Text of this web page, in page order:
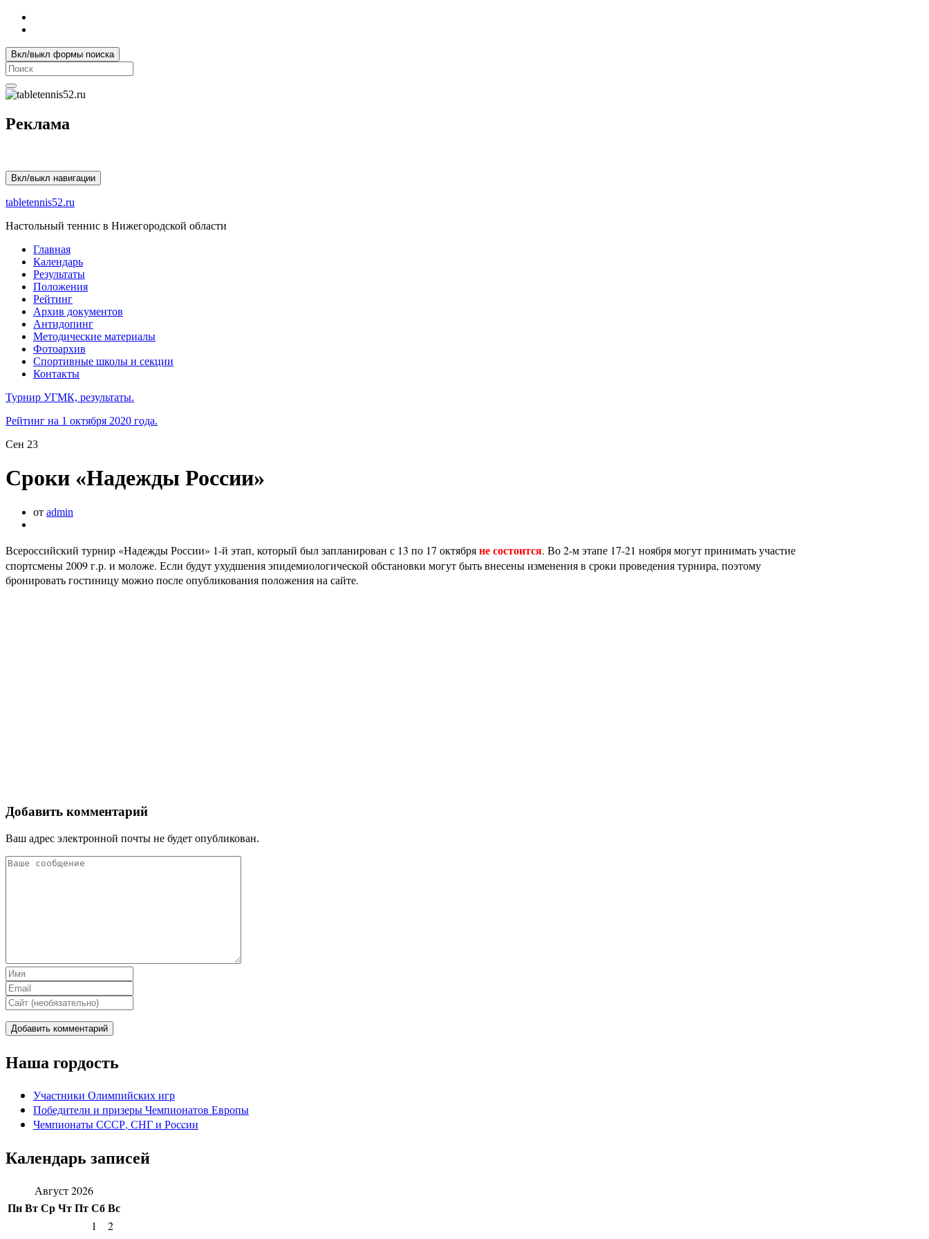
Вкл/выкл формы поиска
Search
for:
Реклама
Вкл/выкл навигации
tabletennis52.ru
Настольный теннис в Нижегородской области
Главная
Календарь
Результаты
Положения
Рейтинг
Архив документов
Антидопинг
Методические материалы
Фотоархив
Спортивные школы и секции
Контакты
Турнир УГМК, результаты.
Рейтинг на 1 октября 2020 года.
Сен 23
Сроки «Надежды России»
от admin
Всероссийский турнир «Надежды России» 1-й этап, который был запланирован с 13 по 17 октябрянесостоится. Во 2-м этапе 17-21 ноября могут принимать участие
спортсмены 2009 г.р. и моложе. Если будут ухудшения эпидемиологической обстановки могут быть внесены изменения в сроки проведения турнира, поэтому
бронировать гостиницу можно после опубликования положения на сайте.
Добавить комментарий
Ваш адрес электронной почты не будет опубликован.
Наша гордость
Участники Олимпийских игр
Победители и призеры Чемпионатов Европы
Чемпионаты СССР, СНГ и Росcии
Календарь записей
Август 2026
ПнВтСрЧтПтСбВс
1
2